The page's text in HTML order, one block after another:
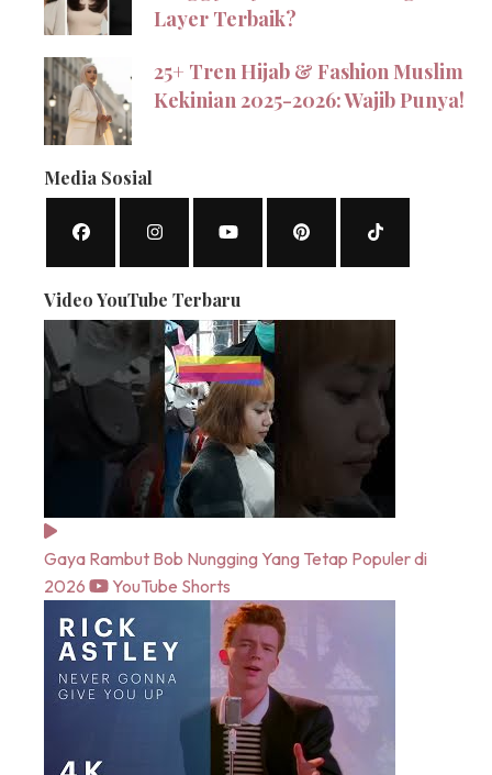
Layer Terbaik?
25+ Tren Hijab & Fashion Muslim
Kekinian 2025-2026: Wajib Punya!
Media Sosial
Video YouTube Terbaru
Gaya Rambut Bob Nungging Yang Tetap Populer di
2026
YouTube Shorts